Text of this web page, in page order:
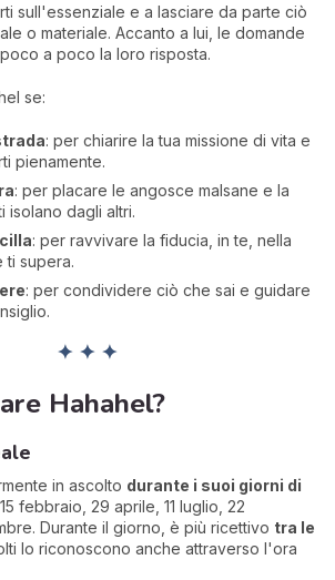
sull'essenziale e a lasciare da parte ciò
o materiale. Accanto a lui, le domande
a poco la loro risposta.
se:
: per chiarire la tua missione di vita e
pienamente.
: per placare le angosce malsane e la
isolano dagli altri.
: per ravvivare la fiducia, in te, nella
ti supera.
: per condividere ciò che sai e guidare
✦ ✦ ✦
Hahahel?
in ascolto durante i suoi giorni di
febbraio, 29 aprile, 11 luglio, 22
Durante il giorno, è più ricettivo tra le
lo riconoscono anche attraverso l'ora